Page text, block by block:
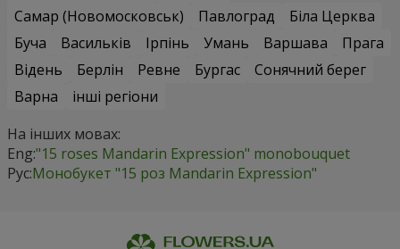
Самар (Новомосковськ)
Павлоград
Біла Церква
Буча
Васильків Ірпінь Умань Варшава
Прага
Відень
Берлін Ревне Бургас
Сонячний берег
Варна
інші регіони
На інших мовах:
Eng:"15 roses Mandarin Expression" monobouquet
Рус:Монобукет "15 роз Mandarin Expression"